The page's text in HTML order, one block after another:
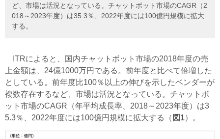
ど、市場は活況となっている。チャットボット市場のCAGR（2
018～2023年度）は35.3％、2022年度には100億円規模に拡大
する。
ITRによると、国内チャットボット市場の2018年度の売
上金額は、24億1000万円である。前年度と比べて倍増した
としている。前年度比100％以上の伸びを示したベンダーが
複数存在するなど、市場は活況となっている。チャットボ
ット市場のCAGR（年平均成長率、2018～2023年度）は3
5.3％、2022年度には100億円規模に拡大する（ 図1）。